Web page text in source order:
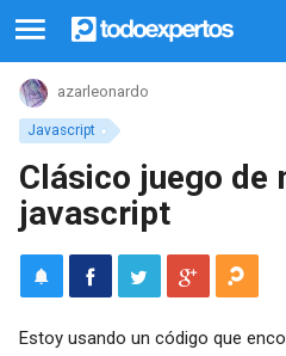
Javascript
azarleonardo
Clásico juego de
javascript
Estoy usando un código que